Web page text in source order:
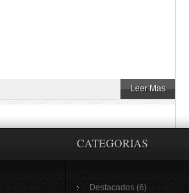
Leer Mas
CATEGORIAS
Destacados (6)